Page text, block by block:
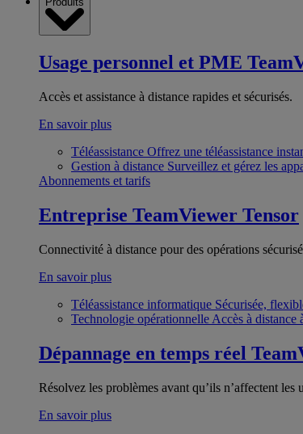
Usage personnel et PME
Accès et assistance à distance rapides et sécurisés.
En savoir plus
Téléassistance Offrez une téléassistance
Gestion à distance Surveillez et gérez les
Abonnements et tarifs
Entreprise TeamViewer Tensor
Connectivité à distance pour des opérations
En savoir plus
Téléassistance informatique Sécurisée,
Technologie opérationnelle Accès à distance
Dépannage en temps réel
Résolvez les problèmes avant qu’ils n’affectent les
En savoir plus